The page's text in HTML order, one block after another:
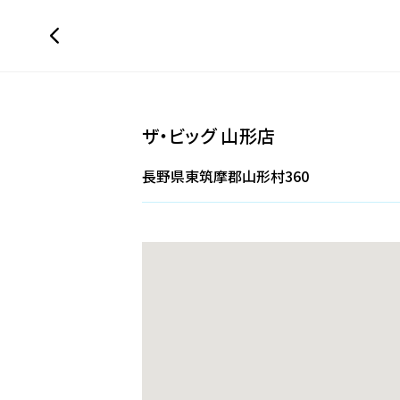
ザ・ビッグ 山形店
長野県東筑摩郡山形村360